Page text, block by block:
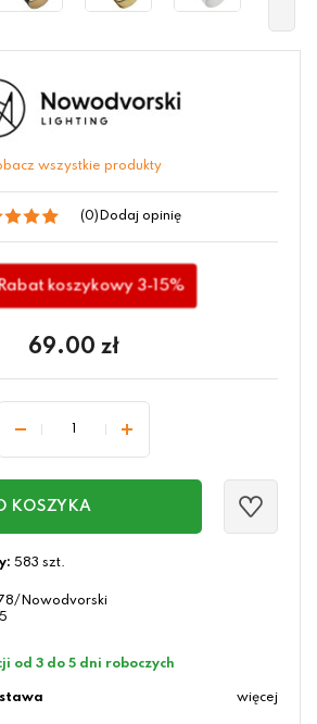
wszystkie produkty
(0) Dodaj opinię
Rabat koszykowy 3-15%
69.00 zł
KOSZYKA
583 szt.
Nowodvorski
od 3 do 5 dni roboczych
więcej